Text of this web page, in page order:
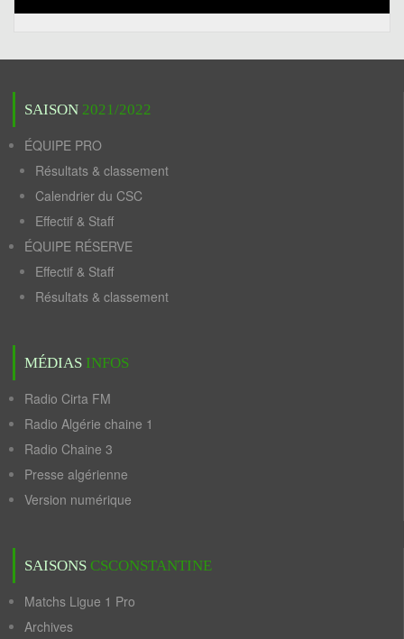
SAISON 2021/2022
ÉQUIPE PRO
Résultats & classement
Calendrier du CSC
Effectif & Staff
ÉQUIPE RÉSERVE
Effectif & Staff
Résultats & classement
MÉDIAS INFOS
Radio Cirta FM
Radio Algérie chaine 1
Radio Chaine 3
Presse algérienne
Version numérique
SAISONS CSCONSTANTINE
Matchs Ligue 1 Pro
Archives